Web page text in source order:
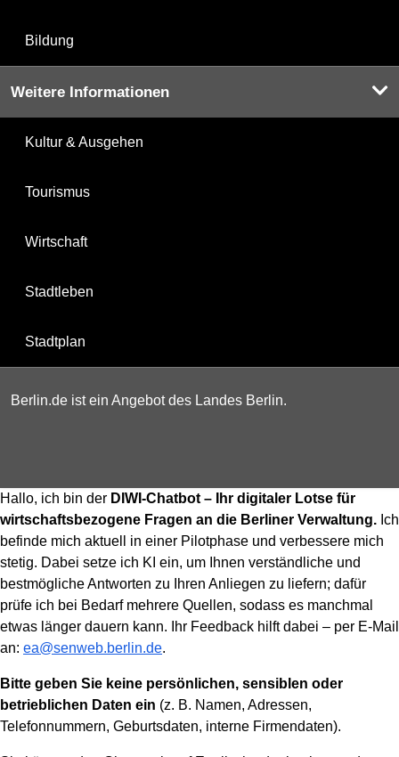
Bildung
Weitere Informationen
Kultur & Ausgehen
Tourismus
Wirtschaft
Stadtleben
Stadtplan
Berlin.de ist ein Angebot des Landes Berlin.
Hallo, ich bin der DIWI-Chatbot – Ihr digitaler Lotse für
wirtschaftsbezogene Fragen an die Berliner Verwaltung. Ich
befinde mich aktuell in einer Pilotphase und verbessere mich
stetig. Dabei setze ich KI ein, um Ihnen verständliche und
bestmögliche Antworten zu Ihren Anliegen zu liefern; dafür
prüfe ich bei Bedarf mehrere Quellen, sodass es manchmal
etwas länger dauern kann. Ihr Feedback hilft dabei – per E-Mail
an: ea@senweb.berlin.de.
Bitte geben Sie keine persönlichen, sensiblen oder
betrieblichen Daten ein (z. B. Namen, Adressen,
Telefonnummern, Geburtsdaten, interne Firmendaten).